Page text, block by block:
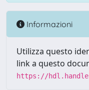
Informazioni
Utilizza questo
link a questo
https://